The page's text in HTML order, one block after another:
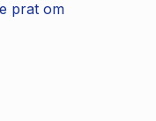
prat om